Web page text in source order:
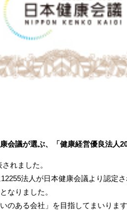
議が選ぶ、「健康経営優良法人
れました。
法人が日本健康会議より認定さ
なりました。
のある会社」を目指してまいります